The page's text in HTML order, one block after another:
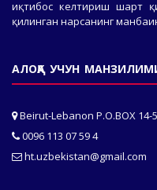
иқтибос келтириш шарт
қилинган нарсанинг
АЛОҚА УЧУН
Beirut-Lebanon P.O.BOX 14-
0096 113 07 59 4
ht.uzbekistan@gmail.com